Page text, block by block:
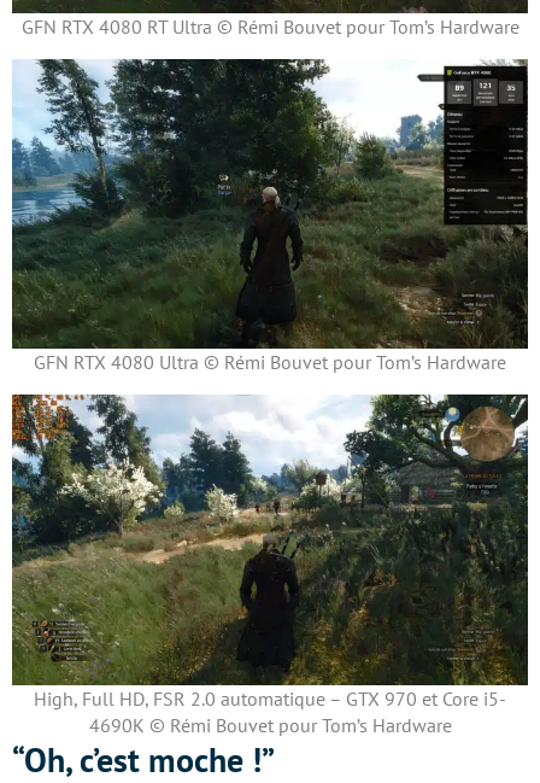
GFN RTX 4080 RT Ultra © Rémi Bouvet pour Tom’s Hardware
GFN RTX 4080 Ultra © Rémi Bouvet pour Tom’s Hardware
High, Full HD, FSR 2.0 automatique – GTX 970 et Core i5-
4690K © Rémi Bouvet pour Tom’s Hardware
“Oh, c’est moche !”